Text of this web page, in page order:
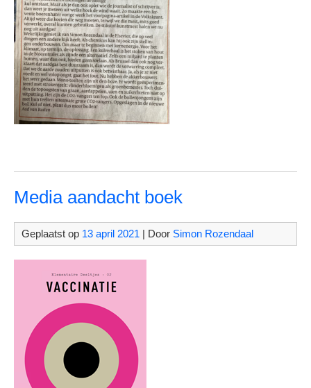
Media aandacht boek
Geplaatst op 13 april 2021 | Door Simon Rozendaal